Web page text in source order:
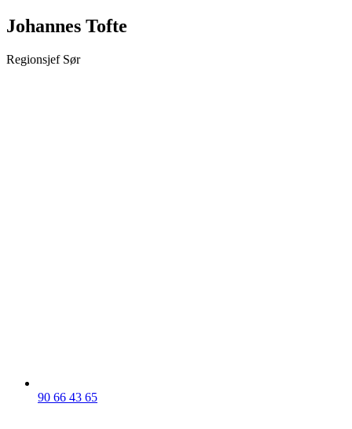
Johannes Tofte
Regionsjef Sør
90 66 43 65